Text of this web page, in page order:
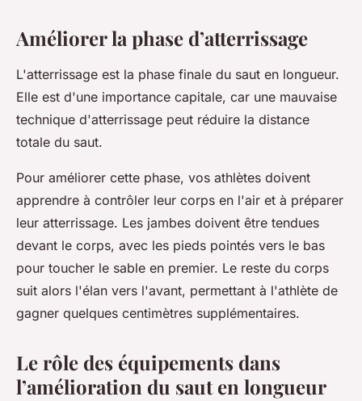
Améliorer la phase d’atterrissage
L'atterrissage est la phase finale du saut en longueur.
Elle est d'une importance capitale, car une mauvaise
technique d'atterrissage peut réduire la distance
totale du saut.
Pour améliorer cette phase, vos athlètes doivent
apprendre à contrôler leur corps en l'air et à préparer
leur atterrissage. Les jambes doivent être tendues
devant le corps, avec les pieds pointés vers le bas
pour toucher le sable en premier. Le reste du corps
suit alors l'élan vers l'avant, permettant à l'athlète de
gagner quelques centimètres supplémentaires.
Le rôle des équipements dans
l’amélioration du saut en longueur